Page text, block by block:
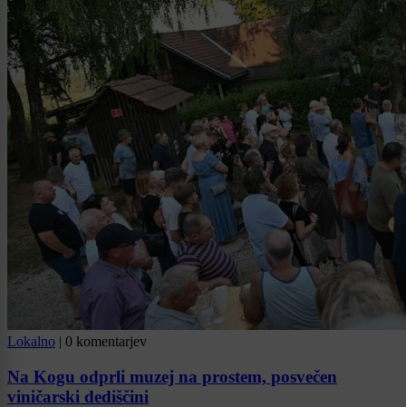
Lokalno | 0 komentarjev
Na Kogu odprli muzej na prostem, posvečen
viničarski dediščini